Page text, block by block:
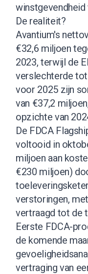
De realiteit?
Avantium's
€32,6 miljoen
2023, terwijl de
verslechterde
voor 2025 zijn
van €37,2
opzichte van
De FDCA
voltooid in
miljoen aan
€230 miljoen)
verstoringen,
vertraagd tot de
Eerste FDCA-
de komende
vertraging van